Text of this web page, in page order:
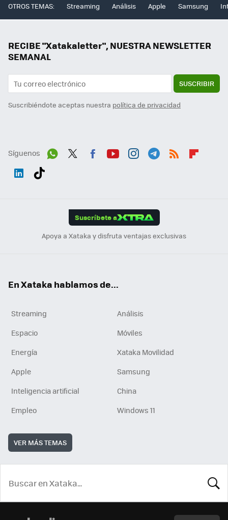
OTROS TEMAS: Streaming Análisis Apple Samsung
RECIBE "Xatakaletter", NUESTRA NEWSLETTER
SEMANAL
SUSCRIBIR
Suscribiéndote aceptas nuestra política de privacidad
Síguenos
Suscríbete a
Apoya a Xataka y disfruta ventajas exclusivas
En Xataka hablamos de...
Streaming
Análisis
Espacio
Móviles
Energía
Xataka Movilidad
Apple
Samsung
Inteligencia artificial
China
Empleo
Windows 11
VER MÁS TEMAS